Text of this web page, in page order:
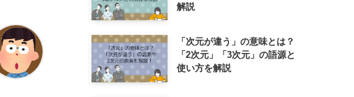
解説
「次元が違う」の意味とは？
「2次元」「3次元」の語源と
使い方を解説